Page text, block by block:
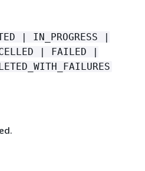
| IN_PROGRESS |
| FAILED |